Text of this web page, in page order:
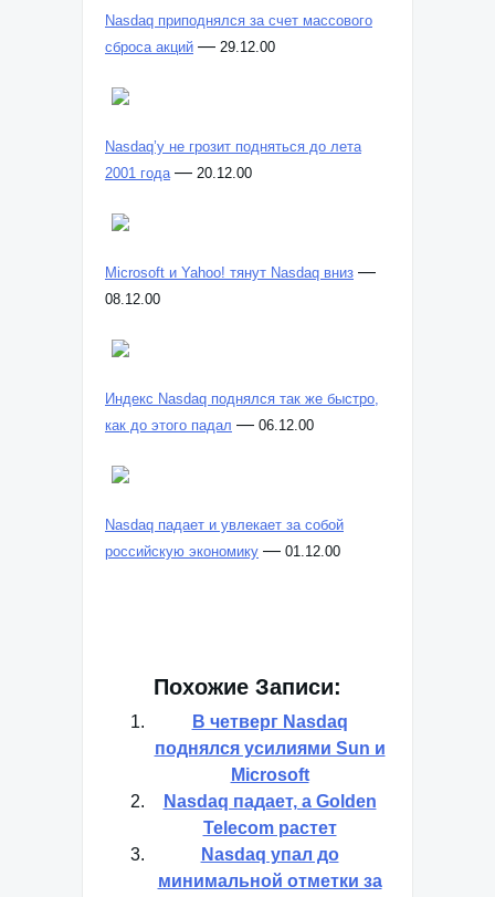
Nasdaq приподнялся за счет массового
сброса акций — 29.12.00
Nasdaq’у не грозит подняться до лета
2001 года — 20.12.00
Microsoft и Yahoo! тянут Nasdaq вниз —
08.12.00
Индекс Nasdaq поднялся так же быстро,
как до этого падал — 06.12.00
Nasdaq падает и увлекает за собой
российскую экономику — 01.12.00
Похожие Записи:
В четверг Nasdaq
поднялся усилиями Sun и
Microsoft
Nasdaq падает, а Golden
Telecom растет
Nasdaq упал до
минимальной отметки за